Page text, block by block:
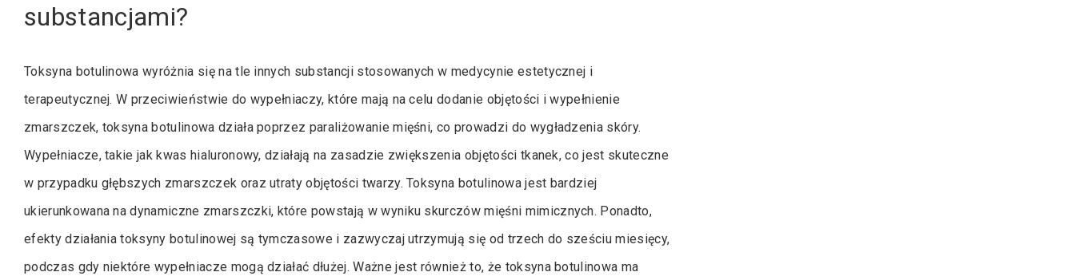
substancjami?
Toksyna botulinowa wyróżnia się na tle innych substancji stosowanych w medycynie estetycznej i
terapeutycznej. W przeciwieństwie do wypełniaczy, które mają na celu dodanie objętości i wypełnienie
zmarszczek, toksyna botulinowa działa poprzez paraliżowanie mięśni, co prowadzi do wygładzenia skóry.
Wypełniacze, takie jak kwas hialuronowy, działają na zasadzie zwiększenia objętości tkanek, co jest skuteczne
w przypadku głębszych zmarszczek oraz utraty objętości twarzy. Toksyna botulinowa jest bardziej
ukierunkowana na dynamiczne zmarszczki, które powstają w wyniku skurczów mięśni mimicznych. Ponadto,
efekty działania toksyny botulinowej są tymczasowe i zazwyczaj utrzymują się od trzech do sześciu miesięcy,
podczas gdy niektóre wypełniacze mogą działać dłużej. Ważne jest również to, że toksyna botulinowa ma